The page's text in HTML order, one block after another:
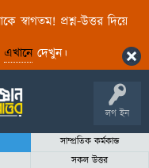
স্বাগতম! প্রশ্ন-উত্তর দিয়ে
এখানেদেখুন।
লগ ইন
সাম্প্রতিক কর্মকান্ড
সকল উত্তর